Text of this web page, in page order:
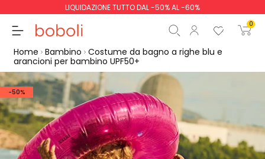
LIQUIDAZIONE TUTTO DAL -50% AL -60%
0
Totale parziale
Totale 0,00 €
Home Bambino Costume da bagno a righe blu e
arancioni per bambino UPF50+
-50%